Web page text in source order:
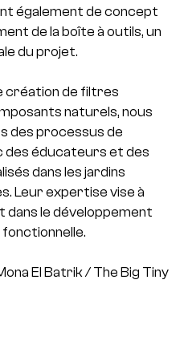
également de concept
de la boîte à outils, un
du projet.
création de filtres
naturels, nous
des processus de
des éducateurs et des
dans les jardins
Leur expertise vise à
dans le développement
El Batrik / The Big Tiny